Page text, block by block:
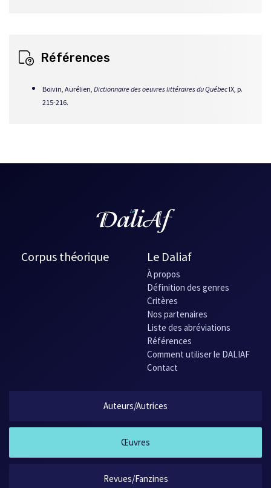
Références
Boivin, Aurélien, Dictionnaire des oeuvres littéraires du Québec IX, p.
215-216.
Corpus théorique Le Daliaf
À propos
Définition des genres
Critères
Nos partenaires
Liste des abréviations
Références
Comment utiliser le DALIAF
Contact
Auteurs/Autrices
Œuvres
Revues/Fanzines